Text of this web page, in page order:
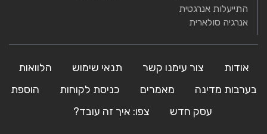
התייעלות אנרגטית
אנרגיה סולארית
אודות צור עימנו קשר תנאי שימוש
הלוואות
בערבות מדינה
מאמרים כניסת לקוחות
הוספת
עסק חדש
צפו: איך זה עובד?